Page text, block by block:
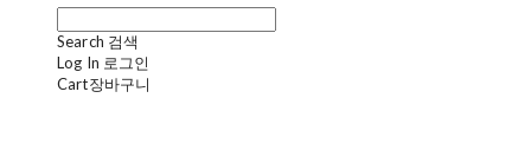
Search 검색
Log In 로그인
Cart장바구니